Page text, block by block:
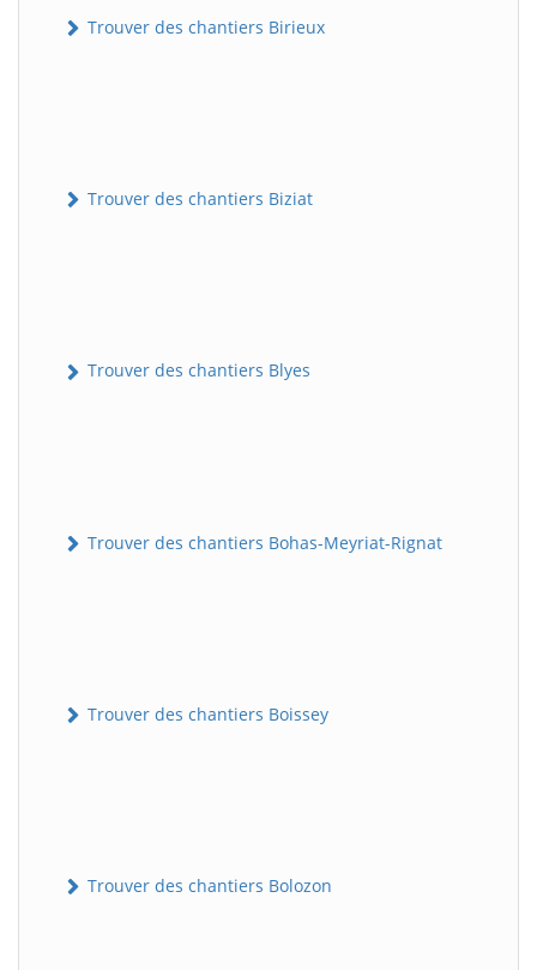
Trouver des chantiers Birieux
Trouver des chantiers Biziat
Trouver des chantiers Blyes
Trouver des chantiers Bohas-Meyriat-Rignat
Trouver des chantiers Boissey
Trouver des chantiers Bolozon